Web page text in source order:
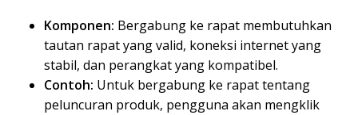
Komponen: Bergabung ke rapat membutuhkan
tautan rapat yang valid, koneksi internet yang
stabil, dan perangkat yang kompatibel.
Contoh: Untuk bergabung ke rapat tentang
peluncuran produk, pengguna akan mengklik